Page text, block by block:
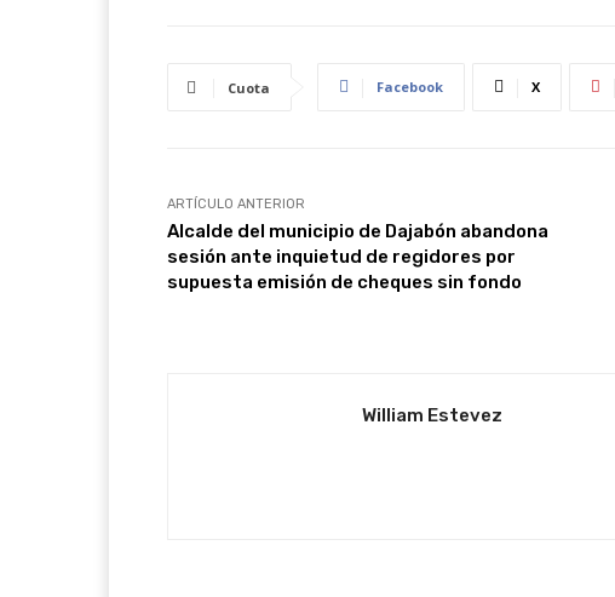
Cuota Facebook X
ARTÍCULO ANTERIOR
Alcalde del municipio de Dajabón abandona
sesión ante inquietud de regidores por
supuesta emisión de cheques sin fondo
William Estevez